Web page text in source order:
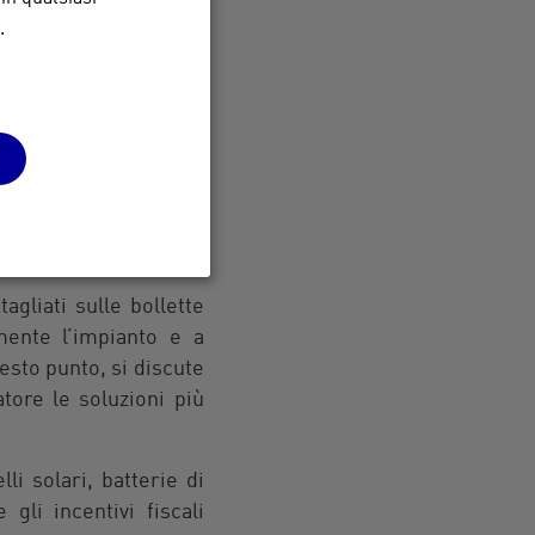
recensioni e
selezionato,
effettua una
sulle bollette
l’impianto e a
punto, si discute
le soluzioni più
solari, batterie di
gli incentivi fiscali